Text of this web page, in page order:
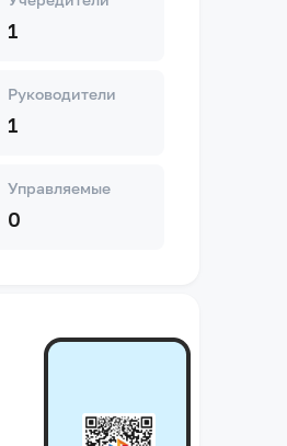
1
Руководители
1
Управляемые
0